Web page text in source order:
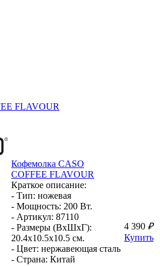
FLAVOUR
Кофемолка CASO
COFFEE FLAVOUR
Краткое описание:
- Тип: ножевая
- Мощность: 200 Вт.
- Артикул: 87110
- Размеры (ВхШхГ):
20.4x10.5x10.5 см.
- Цвет: нержавеющая сталь
- Страна: Китай
4 390 ₽
Купить